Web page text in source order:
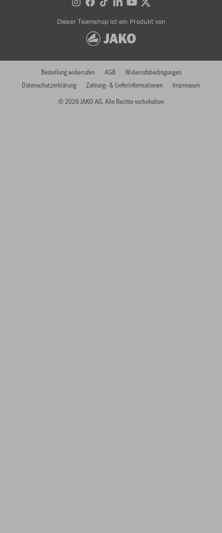
Dieser Teamshop ist ein Produkt von
© 2026 JAKO AG, Alle Rechte vorbehalten
Bestellung widerrufen AGB
Widerrufsbedingungen
Datenschutzerklärung
Zahlung- & Lieferinformationen Impressum